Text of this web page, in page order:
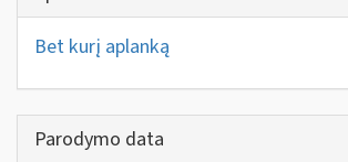
Bet kurį aplanką
Parodymo data